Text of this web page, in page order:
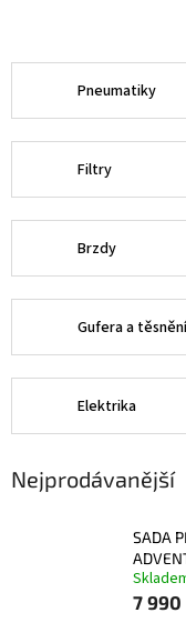
Pneumatiky
Filtry
Brzdy
Gufera a těsnění
Elektrika
Nejprodávanější
SADA
7 990